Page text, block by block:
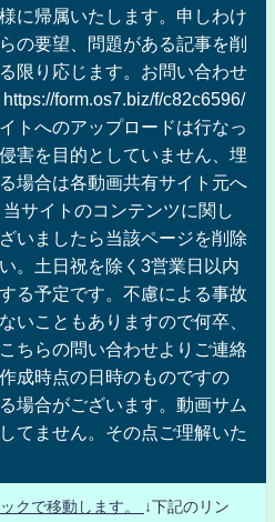
に帰属いたします。申しわけ
の要望、問題がある記事を削
限り応じます。お問い合わせ
form.os7.biz/f/c82c6596/
トへのアップロードは行なっ
害を目的としていません、埋
場合は各動画共有サイト元へ
サイトのコンテンツに関し
いましたら当該ページを削除
。土日祝を除く3営業日以内
る予定です。不慮による事故
いこともありますので何卒、
ちらの問い合わせよりご連絡
成時点の日時のものですの
場合がございます。動画サム
てません。その点ご理解いた
クで移動します。
↓下記のリン